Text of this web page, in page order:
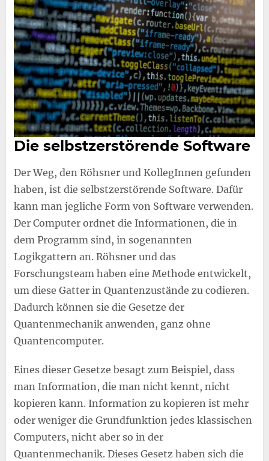
Die selbstzerstörende Software
Der Weg, den Röhsner und KollegInnen gefunden
haben, ist die selbstzerstörende Software. Dafür
kann man jegliche Form von Software verwenden.
Der Computer ordnet die Informationen, die in
dem Programm sind, in sogenannten
Logikgattern an. Röhsner und das
Forschungsteam haben eine Methode entwickelt,
um diese Gatter in Quantenzustände zu codieren.
Dadurch können sie die Gesetze der
Quantenmechanik anwenden, ganz ohne
Quantencomputer.
Eines dieser Gesetze besagt zum Beispiel, dass
man Information, die man nicht kennt, nicht
kopieren kann. Information zu kopieren ist mehr
oder weniger die Grundfunktion jedes klassischen
Computers, nicht aber so in der
Quantenmechanik. Dieses Gesetz haben sich die